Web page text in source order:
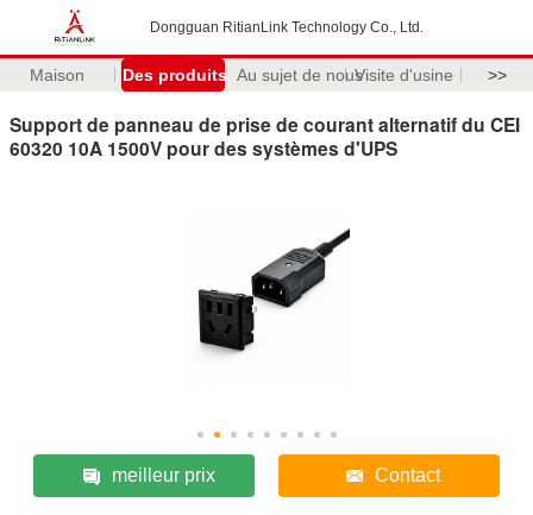
Dongguan RitianLink Technology Co., Ltd.
Maison Des produits Au sujet de nousVisite d'usine >>
Support de panneau de prise de courant alternatif du CEI
60320 10A 1500V pour des systèmes d'UPS
meilleur prix Contact